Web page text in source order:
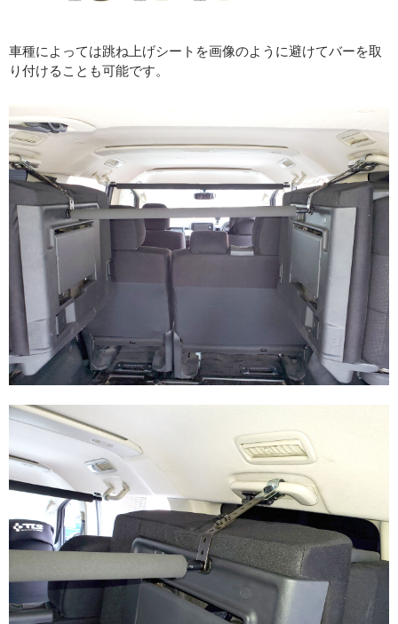
車種によっては跳ね上げシートを画像のように避けてバーを取
り付けることも可能です。